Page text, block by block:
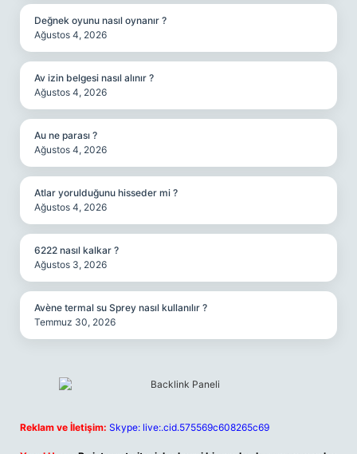
Değnek oyunu nasıl oynanır ?
Ağustos 4, 2026
Av izin belgesi nasıl alınır ?
Ağustos 4, 2026
Au ne parası ?
Ağustos 4, 2026
Atlar yorulduğunu hisseder mi ?
Ağustos 4, 2026
6222 nasıl kalkar ?
Ağustos 3, 2026
Avène termal su Sprey nasıl kullanılır ?
Temmuz 30, 2026
Reklam ve İletişim: Skype: live:.cid.575569c608265c69